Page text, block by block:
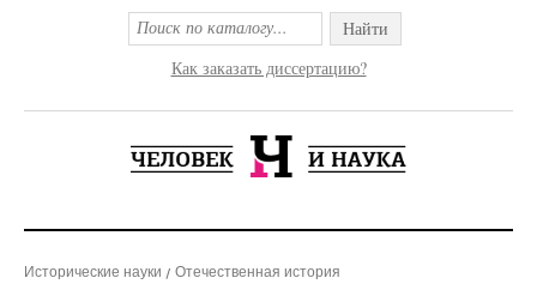
Найти
Как заказать диссертацию?
Исторические науки Отечественная история